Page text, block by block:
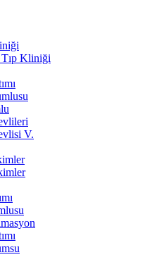
Kliniği
V.